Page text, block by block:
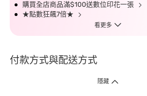
購買全店商品滿$100送數位印花一張
★點數狂飆7倍★
看更多
付款方式與配送方式
隱藏